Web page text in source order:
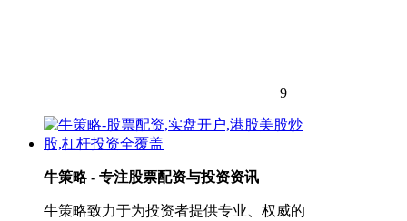
9
牛策略 - 专注股票配资与投资资讯
牛策略致力于为投资者提供专业、权威的